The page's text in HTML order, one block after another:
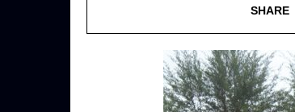
SHARE